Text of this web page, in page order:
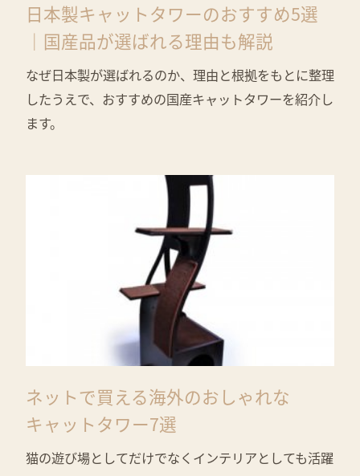
日本製キャットタワーのおすすめ5選
｜国産品が選ばれる理由も解説
なぜ日本製が選ばれるのか、理由と根拠をもとに整理
したうえで、おすすめの国産キャットタワーを紹介し
ます。
ネットで買える海外のおしゃれな
キャットタワー7選
猫の遊び場としてだけでなくインテリアとしても活躍